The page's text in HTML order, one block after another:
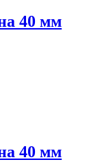
40 мм
40 мм